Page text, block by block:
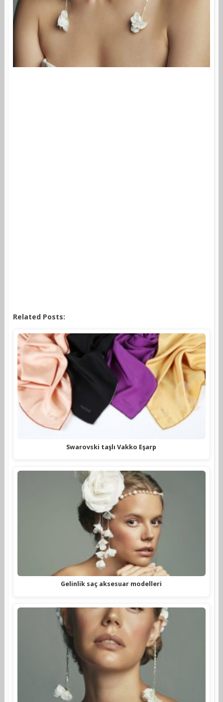
Related Posts:
Swarovski taşlı Vakko Eşarp
Gelinlik saç aksesuar modelleri